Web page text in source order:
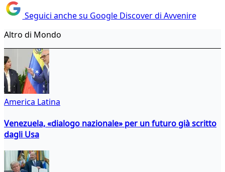
Seguici anche su Google Discover di Avvenire
Altro di Mondo
America Latina
Venezuela, «dialogo nazionale» per un futuro già scritto
dagli Usa